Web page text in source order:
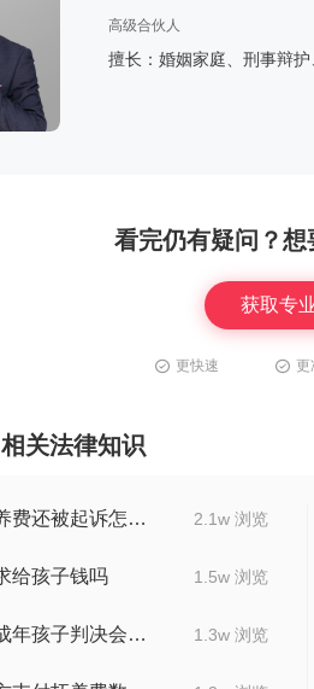
高级合伙人
擅长：婚姻家庭、刑事辩
看完仍有疑问？想
获取专
更快速 更
相关法律知识
婚内给了抚养费还被起诉怎么应诉
离婚协议要求给孩子钱吗
当夫妻离婚成年孩子判决会怎么样